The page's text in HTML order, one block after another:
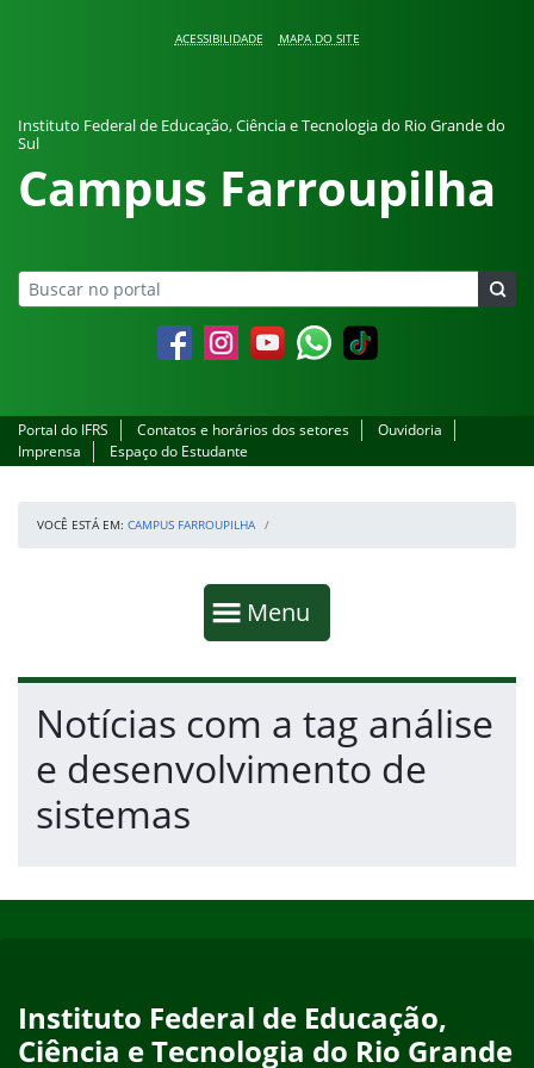
ACESSIBILIDADE MAPA DO SITE
Instituto Federal de Educação, Ciência e Tecnologia do Rio Grande do
Sul
Campus Farroupilha
FacebookInstagramYouTubeWhatsapp
Portal do IFRS Contatos e horários dos setores
Ouvidoria
Imprensa
Espaço do Estudante
VOCÊ ESTÁ EM: CAMPUS FARROUPILHA
Mostrar
Menu
Fim da navegação
Início do conteúdo
Notícias com a tag análise
e desenvolvimento de
sistemas
Instituto Federal de Educação,
Ciência e Tecnologia do Rio Grande